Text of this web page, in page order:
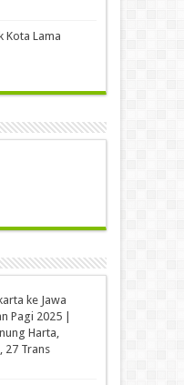
Kota Lama
ke Jawa
Pagi 2025 |
Harta,
27 Trans